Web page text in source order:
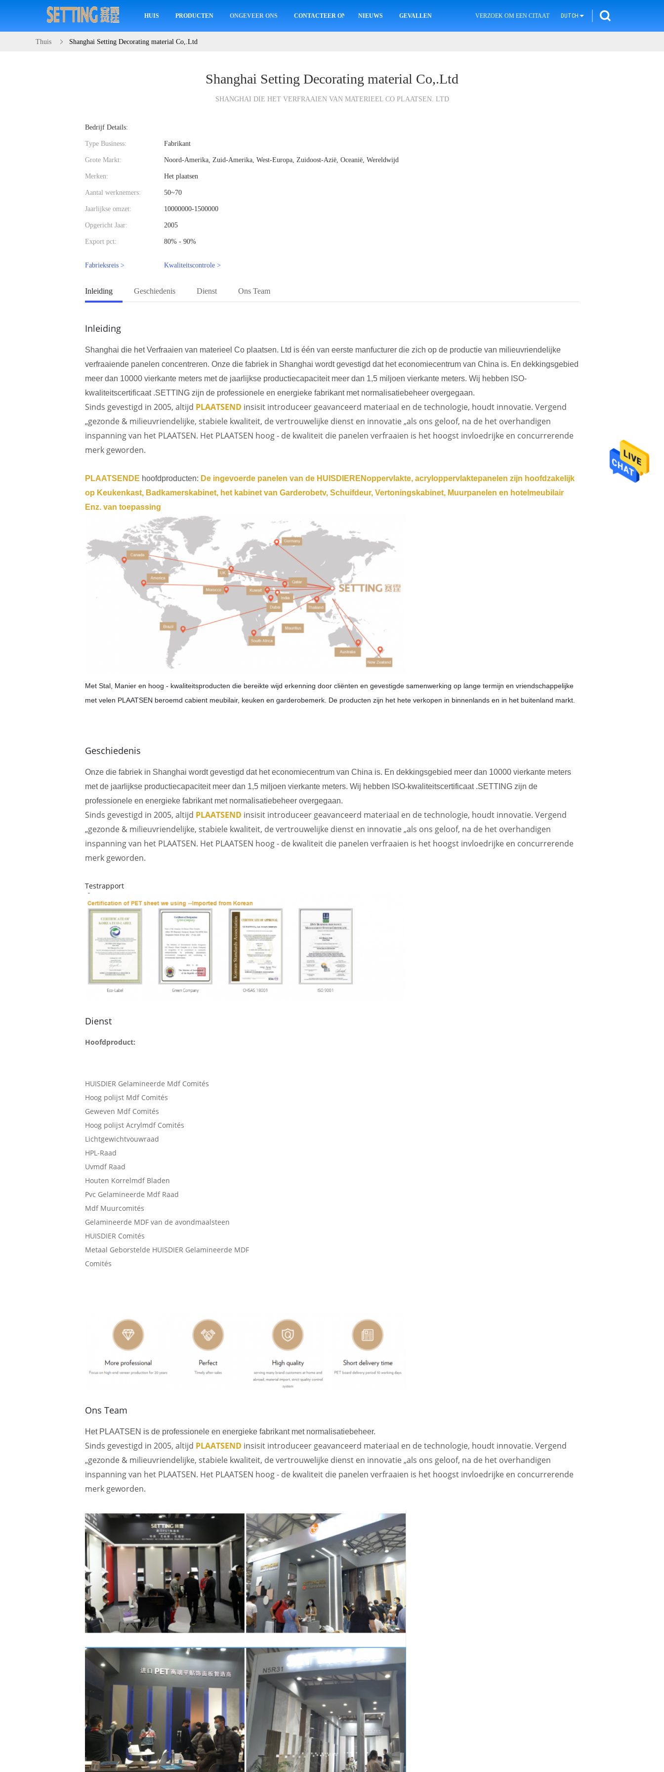
HUIS PRODUCTEN ONGEVEER ONS CONTACTEER ONS NIEUWS GEVALLEN VERZOEK OM EEN CITAAT DUTCH
Thuis Shanghai Setting Decorating material Co,.Ltd
Shanghai Setting Decorating material Co,.Ltd
SHANGHAI DIE HET VERFRAAIEN VAN MATERIEEL CO PLAATSEN. LTD
Bedrijf Details:
Type Business: Fabrikant
Grote Markt: Noord-Amerika, Zuid-Amerika, West-Europa, Zuidoost-Azië, Oceanië, Wereldwijd
Merken: Het plaatsen
Aantal werknemers: 50~70
Jaarlijkse omzet: 10000000-1500000
Opgericht Jaar: 2005
Export pct: 80% - 90%
Fabrieksreis > Kwaliteitscontrole >
Inleiding Geschiedenis Dienst Ons Team
Inleiding
Shanghai die het Verfraaien van materieel Co plaatsen. Ltd is één van eerste manfucturer die zich op de productie van milieuvriendelijke
verfraaiende panelen concentreren. Onze die fabriek in Shanghai wordt gevestigd dat het economiecentrum van China is. En dekkingsgebied
meer dan 10000 vierkante meters met de jaarlijkse productiecapaciteit meer dan 1,5 miljoen vierkante meters. Wij hebben ISO-
kwaliteitscertificaat .SETTING zijn de professionele en energieke fabrikant met normalisatiebeheer overgegaan.
Sinds gevestigd in 2005, altijd PLAATSEND insisit introduceer geavanceerd materiaal en de technologie, houdt innovatie. Vergend
„gezonde & milieuvriendelijke, stabiele kwaliteit, de vertrouwelijke dienst en innovatie „als ons geloof, na de het overhandigen
inspanning van het PLAATSEN. Het PLAATSEN hoog - de kwaliteit die panelen verfraaien is het hoogst invloedrijke en concurrerende
merk geworden.
PLAATSENDE hoofdproducten: De ingevoerde panelen van de HUISDIERENoppervlakte, acryloppervlaktepanelen zijn hoofdzakelijk
op Keukenkast, Badkamerskabinet, het kabinet van Garderobetv, Schuifdeur, Vertoningskabinet, Muurpanelen en hotelmeubilair
Enz. van toepassing
Met Stal, Manier en hoog - kwaliteitsproducten die bereikte wijd erkenning door cliënten en gevestigde samenwerking op lange termijn en vriendschappelijke
met velen PLAATSEN beroemd cabient meubilair, keuken en garderobemerk. De producten zijn het hete verkopen in binnenlands en in het buitenland markt.
Geschiedenis
Onze die fabriek in Shanghai wordt gevestigd dat het economiecentrum van China is. En dekkingsgebied meer dan 10000 vierkante meters
met de jaarlijkse productiecapaciteit meer dan 1,5 miljoen vierkante meters. Wij hebben ISO-kwaliteitscertificaat .SETTING zijn de
professionele en energieke fabrikant met normalisatiebeheer overgegaan.
Sinds gevestigd in 2005, altijd PLAATSEND insisit introduceer geavanceerd materiaal en de technologie, houdt innovatie. Vergend
„gezonde & milieuvriendelijke, stabiele kwaliteit, de vertrouwelijke dienst en innovatie „als ons geloof, na de het overhandigen
inspanning van het PLAATSEN. Het PLAATSEN hoog - de kwaliteit die panelen verfraaien is het hoogst invloedrijke en concurrerende
merk geworden.
Testrapport
Dienst
Hoofdproduct:
HUISDIER Gelamineerde Mdf Comités
Hoog polijst Mdf Comités
Geweven Mdf Comités
Hoog polijst Acrylmdf Comités
Lichtgewichtvouwraad
HPL-Raad
Uvmdf Raad
Houten Korrelmdf Bladen
Pvc Gelamineerde Mdf Raad
Mdf Muurcomités
Gelamineerde MDF van de avondmaalsteen
HUISDIER Comités
Metaal Geborstelde HUISDIER Gelamineerde MDF
Comités
Ons Team
Het PLAATSEN is de professionele en energieke fabrikant met normalisatiebeheer.
Sinds gevestigd in 2005, altijd PLAATSEND insisit introduceer geavanceerd materiaal en de technologie, houdt innovatie. Vergend
„gezonde & milieuvriendelijke, stabiele kwaliteit, de vertrouwelijke dienst en innovatie „als ons geloof, na de het overhandigen
inspanning van het PLAATSEN. Het PLAATSEN hoog - de kwaliteit die panelen verfraaien is het hoogst invloedrijke en concurrerende
merk geworden.